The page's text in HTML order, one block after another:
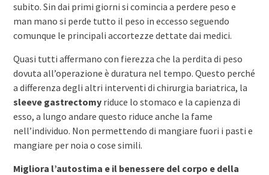
subito. Sin dai primi giorni si comincia a perdere peso e
man mano si perde tutto il peso in eccesso seguendo
comunque le principali accortezze dettate dai medici.
Quasi tutti affermano con fierezza che la perdita di peso
dovuta all’operazione è duratura nel tempo. Questo perché
a differenza degli altri interventi di chirurgia bariatrica, la
sleeve gastrectomy riduce lo stomaco e la capienza di
esso, a lungo andare questo riduce anche la fame
nell’individuo. Non permettendo di mangiare fuori i pasti e
mangiare per noia o cose simili.
Migliora l’autostima e il benessere del corpo e della